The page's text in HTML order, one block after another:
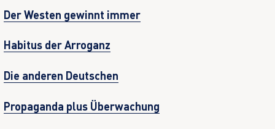
Der Westen gewinnt immer
Habitus der Arroganz
Die anderen Deutschen
Propaganda plus Überwachung